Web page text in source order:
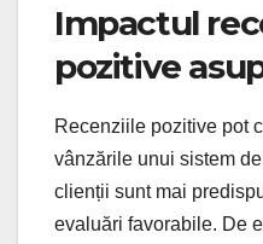
Impactul
pozitive
Recenziile pozitive pot
vânzările unui sistem
clienții sunt mai
evaluări favorabile. De